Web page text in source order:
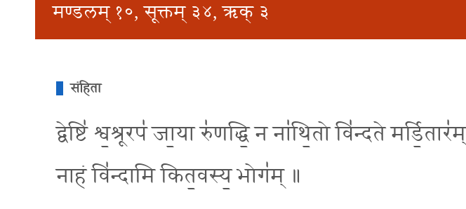
मण्डलम् १०, सूक्तम् ३४, ऋक् ३
संहिता
द्वेष्टि॑ श्व॒श्रूरप॑ जा॒या रु॑णद्धि॒ न ना॑थि॒तो वि॑न्दते
नाहं वि॑न्दामि कित॒वस्य॒ भोग॑म् ॥